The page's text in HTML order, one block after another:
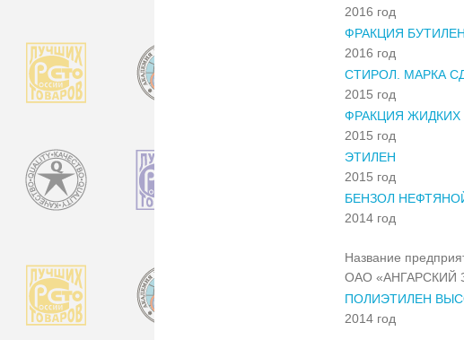
2016 год
ФРАКЦИЯ
2016 год
СТИРОЛ. МАРКА
2015 год
ФРАКЦИЯ ЖИДКИХ
2015 год
ЭТИЛЕН
2015 год
БЕНЗОЛ
2014 год
Название
ОАО «АНГАРСКИЙ
ПОЛИЭТИЛЕН
2014 год